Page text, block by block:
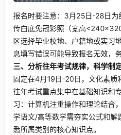
报名时要注意：3月25日-28日为
传白底免冠彩照（宽高
区选择毕业校地、户籍地或实习
息填写错误可能导致报名无效，
三、分析往年考试规律，科学制
固定在4月19日-20日，文化素质
往年考试重点集中在基础知识和
习：计算机注重操作和理论结合
学语文/高等数学需夯实公式和解
悉所属类别的核心知识点。